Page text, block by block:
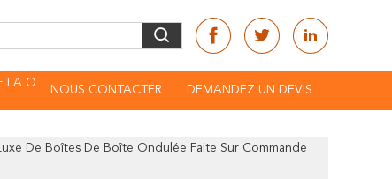
LA Q
NOUS CONTACTER DEMANDEZ UN DEVIS
De Boîtes De Boîte Ondulée Faite Sur Commande